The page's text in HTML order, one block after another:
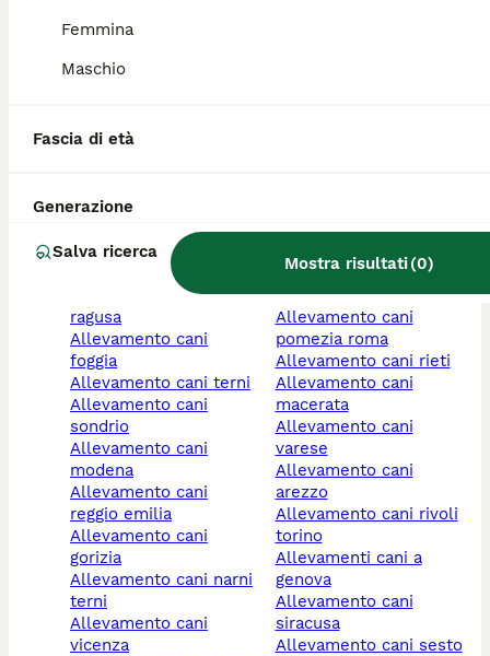
Femmina
Maschio
Fascia di età
Generazione
Salva ricerca
Mostra risultati(0)
allevamento cani
allevamento cani
ravenna
allevamento cani
allevamento cani
ragusa
allevamento cani
foggia
allevamento cani terni
allevamento cani
sondrio
allevamento cani
modena
allevamento cani
reggio emilia
allevamento cani
gorizia
allevamento cani narni
terni
allevamento cani
vicenza
pistoia
allevamento cani
benevento
allevamento cani
pomezia roma
allevamento cani rieti
allevamento cani
macerata
allevamento cani
varese
allevamento cani
arezzo
allevamento cani rivoli
torino
allevamenti cani a
genova
allevamento cani
siracusa
allevamento cani sesto